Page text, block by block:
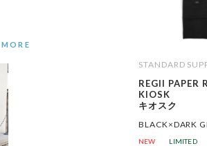
STANDARD
REGII PAPER
KIOSK
キオスク
BLACK×DARK
NEW LIMITED